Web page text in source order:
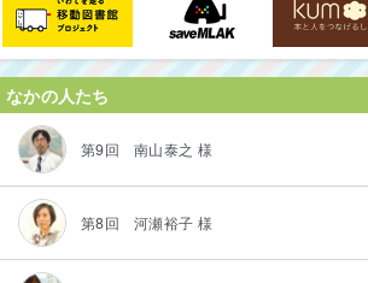
なかの人たち
第9回 南山泰之 様
第8回 河瀬裕子 様